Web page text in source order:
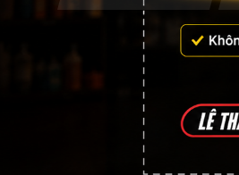
Xem Thêm